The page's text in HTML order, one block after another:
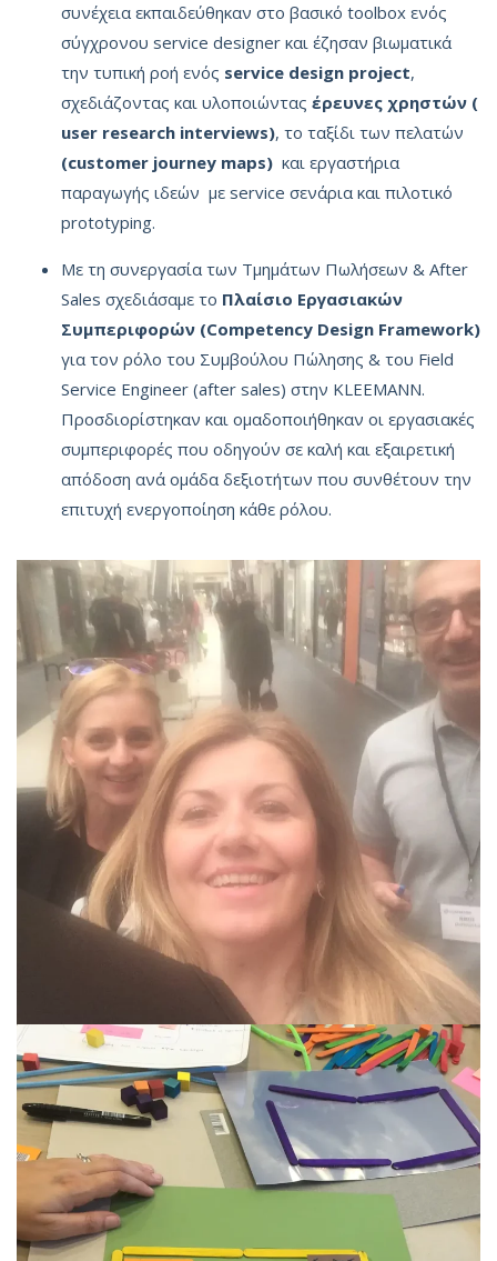
συνέχεια εκπαιδεύθηκαν στο βασικό toolbox ενός
σύγχρονου service designer και έζησαν βιωματικά
την τυπική ροή ενός service design project,
σχεδιάζοντας και υλοποιώντας έρευνες χρηστών (
user research interviews), το ταξίδι των πελατών
(customer journey maps) και εργαστήρια
παραγωγής ιδεών με service σενάρια και πιλοτικό
prototyping.
Με τη συνεργασία των Τμημάτων Πωλήσεων & After
Sales σχεδιάσαμε το Πλαίσιο Εργασιακών
Συμπεριφορών (Competency Design Framework)
για τον ρόλο του Συμβούλου Πώλησης & του Field
Service Engineer (after sales) στην KLEEMANN.
Προσδιορίστηκαν και ομαδοποιήθηκαν οι εργασιακές
συμπεριφορές που οδηγούν σε καλή και εξαιρετική
απόδοση ανά ομάδα δεξιοτήτων που συνθέτουν την
επιτυχή ενεργοποίηση κάθε ρόλου.